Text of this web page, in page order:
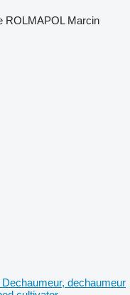
ROLMAPOL Marcin
dechaumeur